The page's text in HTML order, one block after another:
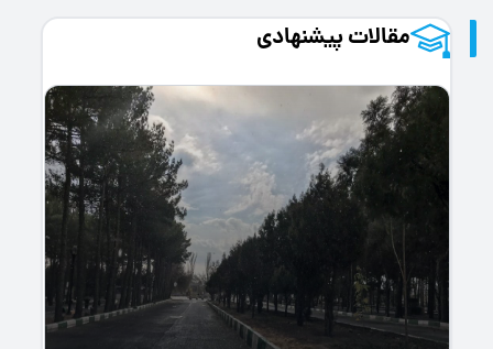
مقالات پیشنهادی